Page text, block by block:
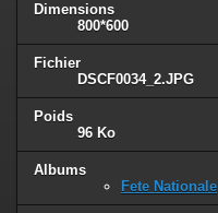
Dimensions
800*600
Fichier
DSCF0034_2.JPG
Poids
96 Ko
Albums
Fete Nationale